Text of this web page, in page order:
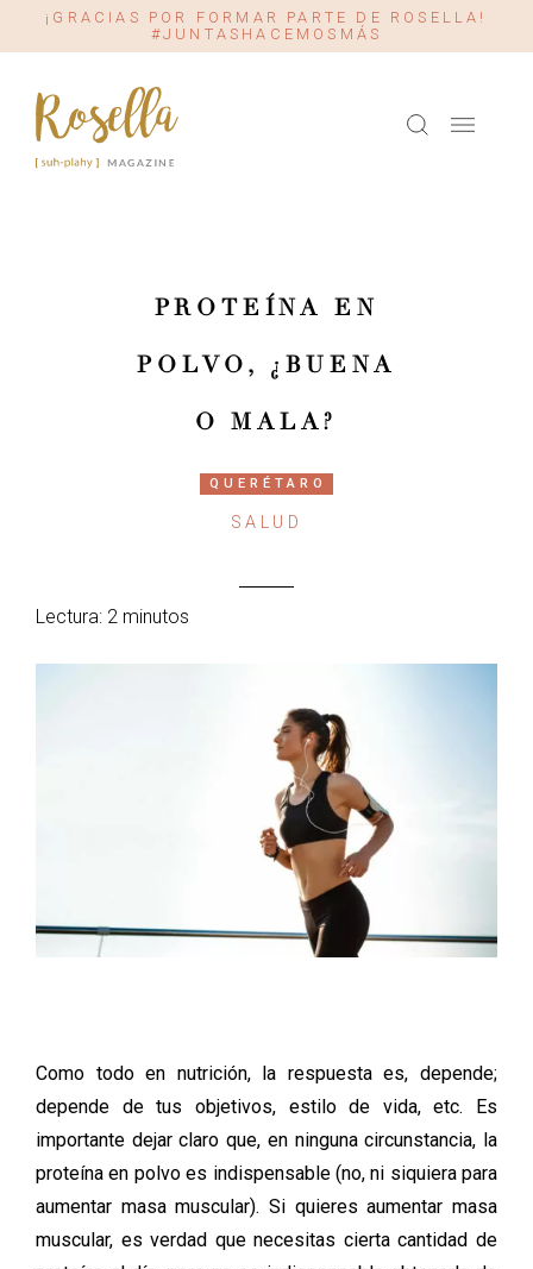
¡GRACIAS POR FORMAR PARTE DE ROSELLA!
#JUNTASHACEMOSMÁS
PROTEÍNA EN
POLVO, ¿BUENA
O MALA?
QUERÉTARO
SALUD
Lectura: 2 minutos
Como todo en nutrición, la respuesta es, depende;
depende de tus objetivos, estilo de vida, etc. Es
importante dejar claro que, en ninguna circunstancia, la
proteína en polvo es indispensable (no, ni siquiera para
aumentar masa muscular). Si quieres aumentar masa
muscular, es verdad que necesitas cierta cantidad de